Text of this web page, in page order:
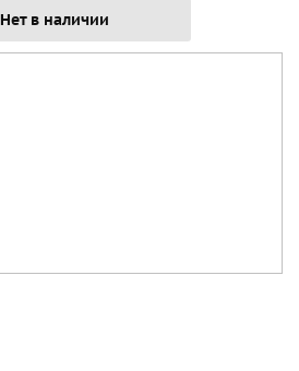
Нет в наличии